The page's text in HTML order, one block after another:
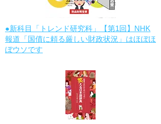
●新科目「トレンド研究科」【第1回】NHK
報道「国債に頼る厳しい財政状況」はほぼほ
ぼウソです